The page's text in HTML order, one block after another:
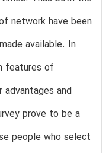
network have been
available. In
features of
and
prove to be a
people who select